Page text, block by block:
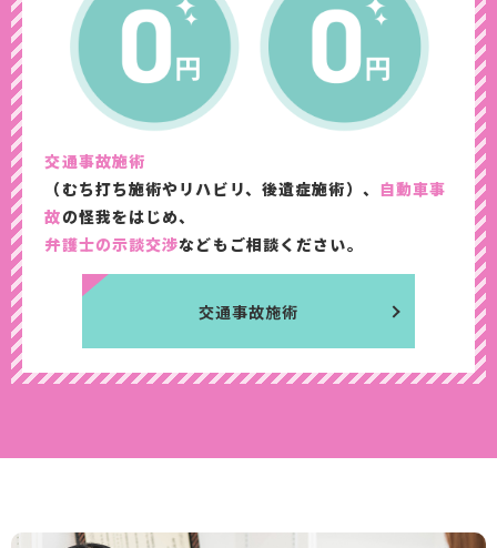
交通事故施術
（むち打ち施術やリハビリ、後遺症施術）、 自動車事
故の怪我をはじめ、
弁護士の示談交渉なども​ご相談ください。
交通事故施術